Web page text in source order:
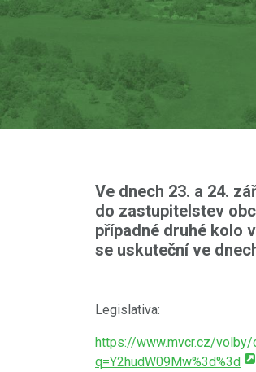
Ve dnech 23. a 24.
do zastupitelstev
případné druhé kolo
se uskuteční ve
Legislativa:
https://www.mvcr.cz/
q=Y2hudW09Mw%3d%3d